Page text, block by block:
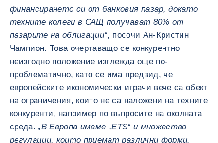
финансирането си от банковия пазар, докато
техните колеги в САЩ получават 80% от
пазарите на облигации“, посочи Ан-Кристин
Чампион. Това очертаващо се конкурентно
неизгодно положение изглежда още по-
проблематично, като се има предвид, че
европейските икономически играчи вече са обект
на ограничения, които не са наложени на техните
конкуренти, например по въпросите на околната
среда. „В Европа имаме „ETS“ и множество
регулации, които приемат различни форми.